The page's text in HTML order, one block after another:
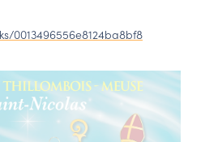
0013496556e8124ba8bf8